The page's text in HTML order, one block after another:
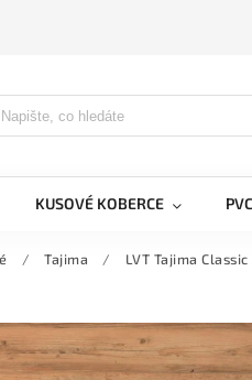
KUSOVÉ KOBERCE
/ Tajima / LVT Tajima